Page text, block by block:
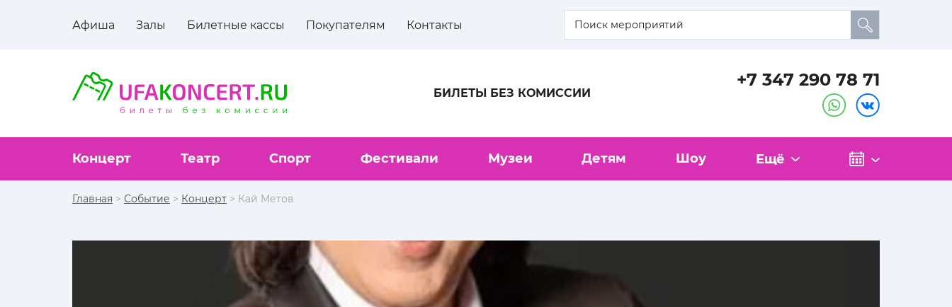
Афиша Залы Билетные кассы Покупателям Контакты
БИЛЕТЫ БЕЗ КОМИССИИ
+7 347 290 78 71
Концерт Театр Спорт Фестивали Музеи Детям Шоу Ещё
Главная > Событие > Концерт > Кай Метов